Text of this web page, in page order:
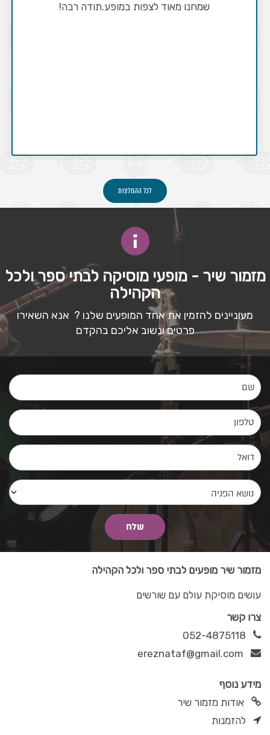
שמחנו מאוד לצפות במופע.תודה רבה!
לכל ההמלצות
מזמור שיר - מופעי מוסיקה לבתי ספר ולכל
הקהילה
מעוניינים להזמין את אחד המופעים שלנו ? אנא השאירו
פרטים ונשוב אליכם בהקדם
מזמור שיר מופעים לבתי ספר ולכל הקהילה
עושים מוסיקת עולם עם שורשים
צרו קשר
052-4875118
ereznataf@gmail.com
מידע נוסף
אודות מזמור שיר
להזמנות